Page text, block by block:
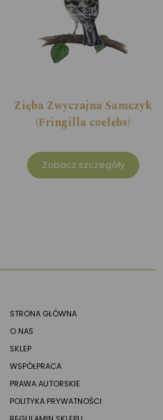
Zięba Zwyczajna Samczyk
(Fringilla coelebs)
Zobacz szczegóły
STRONA GŁÓWNA
O NAS
SKLEP
WSPÓŁPRACA
PRAWA AUTORSKIE
POLITYKA PRYWATNOŚCI